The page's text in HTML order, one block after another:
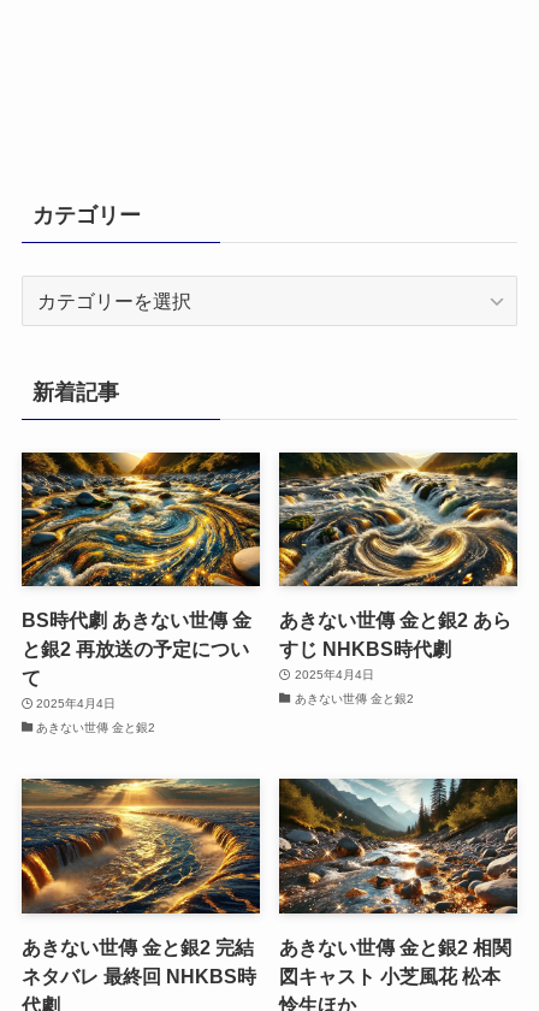
カテゴリー
リ
ー
新着記事
BS時代劇 あきない世傳 金
と銀2 再放送の予定につい
て
2025年4月4日
あきない世傳 金と銀2
あきない世傳 金と銀2 あら
すじ NHKBS時代劇
2025年4月4日
あきない世傳 金と銀2
あきない世傳 金と銀2 完結
ネタバレ 最終回 NHKBS時
代劇
あきない世傳 金と銀2 相関
図キャスト 小芝風花 松本
怜生ほか